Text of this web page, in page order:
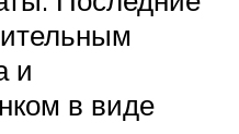
и
в виде